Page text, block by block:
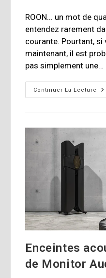
ROON... un mot de
entendez rarement
courante. Pourtant, si
maintenant, il est
pas simplement une…
Continuer La Lecture
Enceintes
de Monitor